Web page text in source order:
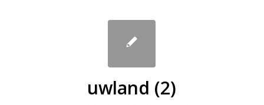
uwland (2)